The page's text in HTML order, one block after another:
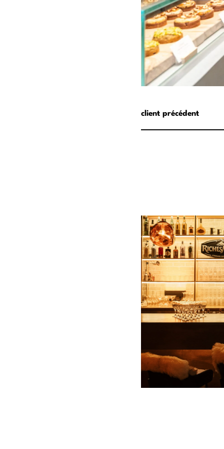
client précédent